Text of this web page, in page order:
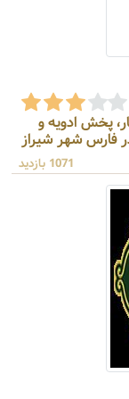
پخش ادویه و
فارس شهر شیراز
1071 بازدید